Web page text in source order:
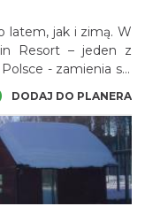
latem, jak i zimą. W
Resort – jeden z
- zamienia się
a latem okoliczne
rowerzystów i
DODAJ DO PLANERA